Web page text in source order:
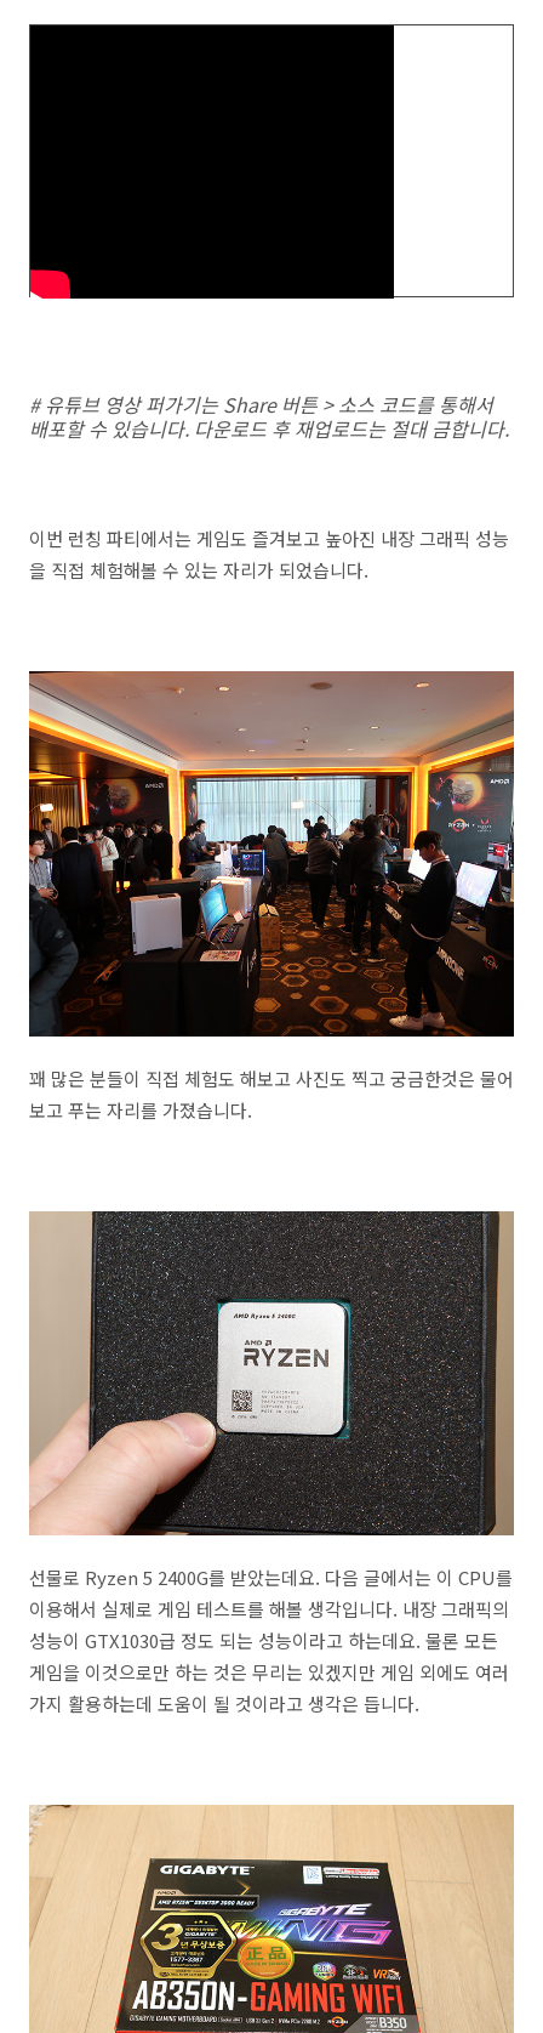
# 유튜브 영상 퍼가기는 Share 버튼 > 소스 코드를 통해서
배포할 수 있습니다. 다운로드 후 재업로드는 절대 금합니다.
이번 런칭 파티에서는 게임도 즐겨보고 높아진 내장 그래픽 성능
을 직접 체험해볼 수 있는 자리가 되었습니다.
꽤 많은 분들이 직접 체험도 해보고 사진도 찍고 궁금한것은 물어
보고 푸는 자리를 가졌습니다.
선물로 Ryzen 5 2400G를 받았는데요. 다음 글에서는 이 CPU를
이용해서 실제로 게임 테스트를 해볼 생각입니다. 내장 그래픽의
성능이 GTX1030급 정도 되는 성능이라고 하는데요. 물론 모든
게임을 이것으로만 하는 것은 무리는 있겠지만 게임 외에도 여러
가지 활용하는데 도움이 될 것이라고 생각은 듭니다.